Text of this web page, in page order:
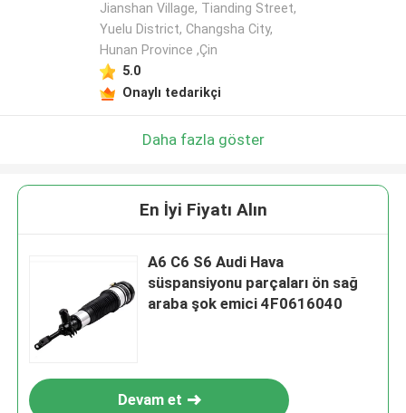
Jianshan Village, Tianding Street,
Yuelu District, Changsha City,
Hunan Province ,Çin
5.0
Onaylı tedarikçi
Daha fazla göster
En İyi Fiyatı Alın
A6 C6 S6 Audi Hava
süspansiyonu parçaları ön sağ
araba şok emici 4F0616040
Devam et